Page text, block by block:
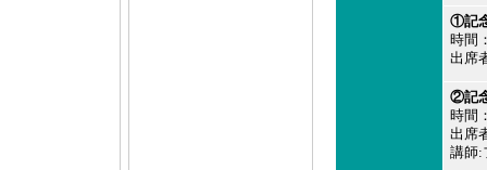
①記
時間
出席
②記
時間
出席
講師